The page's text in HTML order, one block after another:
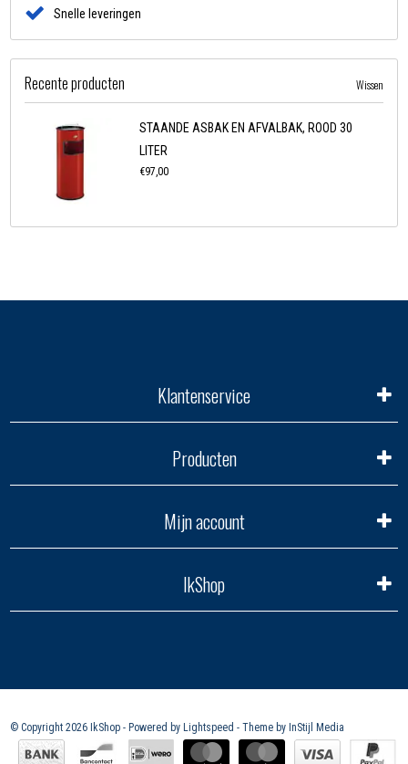
Snelle leveringen
Recente producten Wissen
STAANDE ASBAK EN AFVALBAK, ROOD 30
LITER
€97,00
Klantenservice
Producten
Mijn account
IkShop
© Copyright 2026 IkShop - Powered by Lightspeed - Theme by InStijl Media